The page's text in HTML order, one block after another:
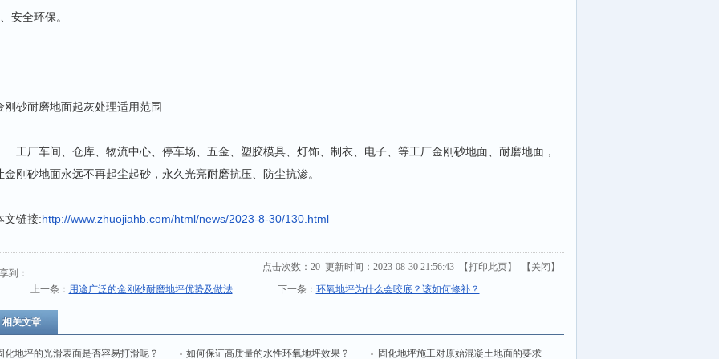
安全环保。
刚砂耐磨地面起灰处理适用范围
厂车间、仓库、物流中心、停车场、五金、塑胶模具、灯饰、制衣、电子、等工厂金刚砂地面、耐磨地面，
金刚砂地面永远不再起尘起砂，永久光亮耐磨抗压、防尘抗渗。
文链接:http://www.zhuojiahb.com/html/news/2023-8-30/130.html
到：
点击次数： 20 更新时间：2023-08-30 21:56:43 【打印此页】 【 关闭 】
上一条： 用途广泛的金刚砂耐磨地坪优势及做法 下一条： 环氧地坪为什么会咬底？该如何修补？
相关文章
化地坪的光滑表面是否容易打滑呢？ 如何保证高质量的水性环氧地坪效果？ 固化地坪施工对原始混凝土地面的要求